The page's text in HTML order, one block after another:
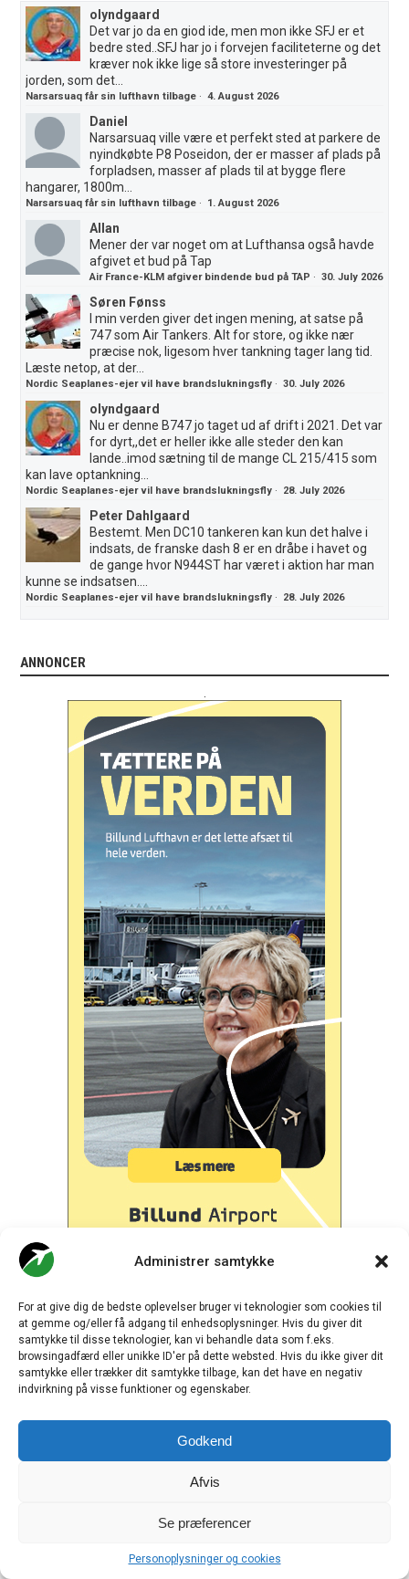
Administrer samtykke
For at give dig de bedste oplevelser bruger vi teknologier som cookies til
at gemme og/eller få adgang til enhedsoplysninger. Hvis du giver dit
samtykke til disse teknologier, kan vi behandle data som f.eks.
browsingadfærd eller unikke ID'er på dette websted. Hvis du ikke giver dit
samtykke eller trækker dit samtykke tilbage, kan det have en negativ
indvirkning på visse funktioner og egenskaber.
Godkend
Afvis
Se præferencer
Personoplysninger og cookies
olyndgaard
Det var jo da en giod ide, men mon ikke SFJ er et
bedre sted..SFJ har jo i forvejen faciliteterne og det
kræver nok ikke lige så store investeringer på
jorden, som det...
Narsarsuaq får sin lufthavn tilbage ·4. August 2026
Daniel
Narsarsuaq ville være et perfekt sted at parkere de
nyindkøbte P8 Poseidon, der er masser af plads på
forpladsen, masser af plads til at bygge flere
hangarer, 1800m...
Narsarsuaq får sin lufthavn tilbage · 1. August 2026
Allan
Mener der var noget om at Lufthansa også havde
afgivet et bud på Tap
Air France-KLM afgiver bindende bud på TAP ·30. July 2026
Søren Fønss
I min verden giver det ingen mening, at satse på
747 som Air Tankers. Alt for store, og ikke nær
præcise nok, ligesom hver tankning tager lang tid.
Læste netop, at der...
Nordic Seaplanes-ejer vil have brandslukningsfly ·30. July 2026
olyndgaard
Nu er denne B747 jo taget ud af drift i 2021. Det var
for dyrt,,det er heller ikke alle steder den kan
lande..imod sætning til de mange CL 215/415 som
kan lave optankning...
Nordic Seaplanes-ejer vil have brandslukningsfly · 28. July 2026
Peter Dahlgaard
Bestemt. Men DC10 tankeren kan kun det halve i
indsats, de franske dash 8 er en dråbe i havet og
de gange hvor N944ST har været i aktion har man
kunne se indsatsen....
Nordic Seaplanes-ejer vil have brandslukningsfly · 28. July 2026
ANNONCER
.
.
ANNONCE